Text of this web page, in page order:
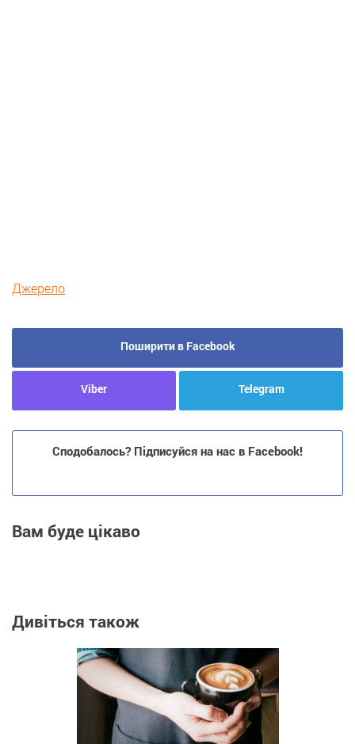
Джерело
Поширити в Facebook
Viber Telegram
Сподобалось? Підписуйся на нас в Facebook!
Вам буде цікаво
Дивіться також